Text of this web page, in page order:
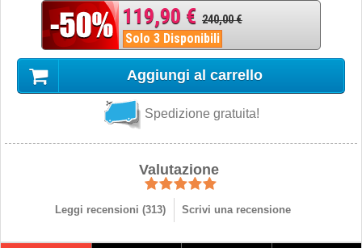
119,90 € 240,00 €
Solo 3 Disponibili
Aggiungi al carrello
Spedizione gratuita!
Valutazione
Leggi recensioni (313) Scrivi una recensione